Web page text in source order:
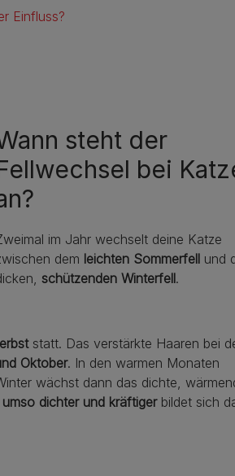
Einfluss?
steht der
bei
im Jahr wechselt deine Katze
dem leichten Sommerfell und
schützenden Winterfell.
statt. Das verstärkte Haaren bei
Oktober. In den warmen Monaten
wächst dann das dichte,
dichter und kräftigerbildet sich